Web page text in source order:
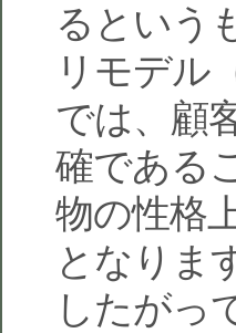
るという
リモデル
では、顧
確である
物の性格
となりま
したがっ